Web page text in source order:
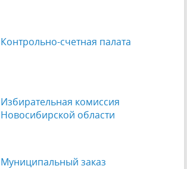
Контрольно-счетная палата
Избирательная комиссия
Новосибирской области
Муниципальный заказ